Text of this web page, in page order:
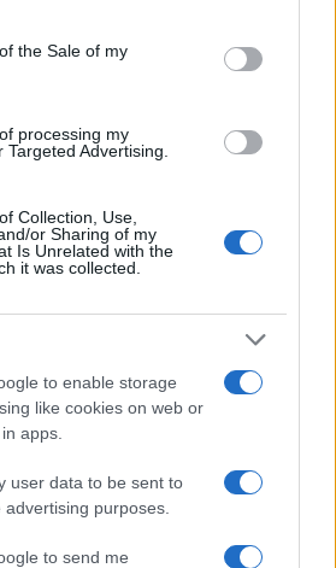
app uses one or more Google
and store information including but
or usage behaviour. You may click to
Google and its third-party tags to
the Sale of my
processing my
Advertising.
Collection, Use,
or Sharing of my
Is Unrelated with the
it was collected.
to enable storage
like cookies on web or
apps.
user data to be sent to
purposes.
to send me